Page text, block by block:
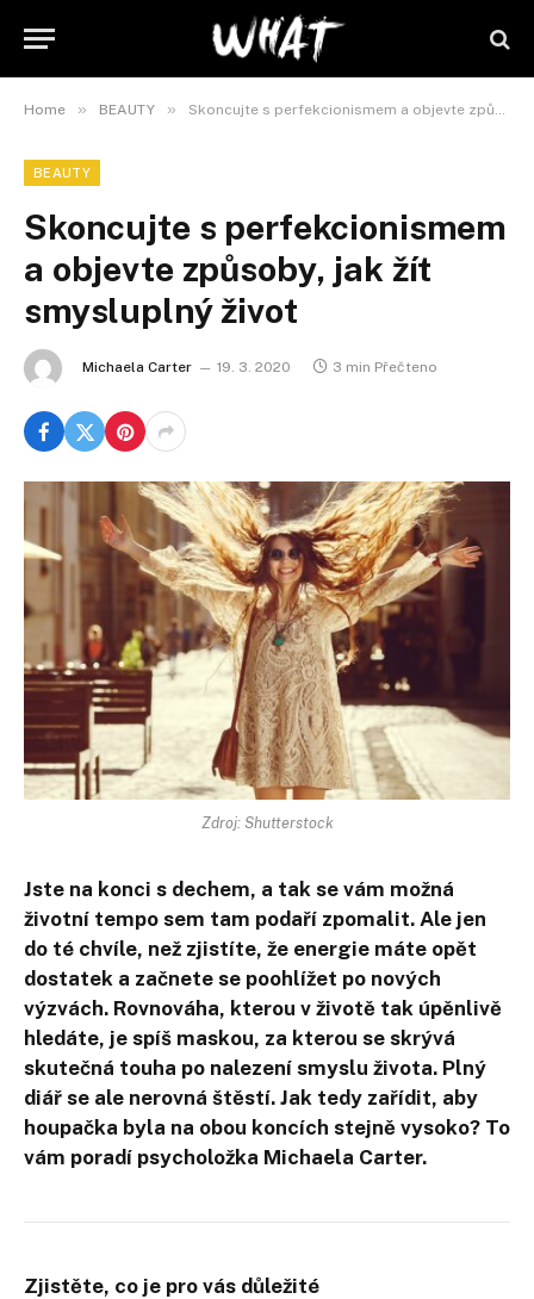
Home » BEAUTY » Skoncujte s perfekcionismem a objevte způsoby, jak žít smysluplný život
BEAUTY
Skoncujte s perfekcionismem
a objevte způsoby, jak žít
smysluplný život
Michaela Carter 19. 3. 2020 3 min Přečteno
Zdroj: Shutterstock
Jste na konci s dechem, a tak se vám možná
životní tempo sem tam podaří zpomalit. Ale jen
do té chvíle, než zjistíte, že energie máte opět
dostatek a začnete se poohlížet po nových
výzvách. Rovnováha, kterou v životě tak úpěnlivě
hledáte, je spíš maskou, za kterou se skrývá
skutečná touha po nalezení smyslu života. Plný
diář se ale nerovná štěstí. Jak tedy zařídit, aby
houpačka byla na obou koncích stejně vysoko? To
vám poradí psycholožka Michaela Carter.
Zjistěte, co je pro vás důležité